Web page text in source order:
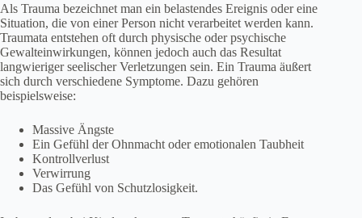
Als Trauma bezeichnet man ein belastendes Ereignis oder eine
Situation, die von einer Person nicht verarbeitet werden kann.
Traumata entstehen oft durch physische oder psychische
Gewalteinwirkungen, können jedoch auch das Resultat
langwieriger seelischer Verletzungen sein. Ein Trauma äußert
sich durch verschiedene Symptome. Dazu gehören
beispielsweise:
Massive Ängste
Ein Gefühl der Ohnmacht oder emotionalen Taubheit
Kontrollverlust
Verwirrung
Das Gefühl von Schutzlosigkeit.